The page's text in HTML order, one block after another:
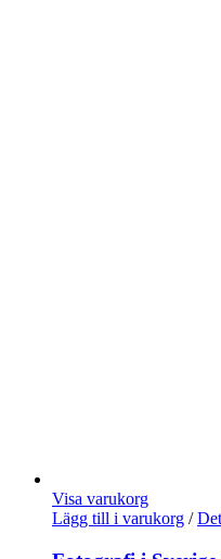
Visa varukorg
Lägg till i varukorg /